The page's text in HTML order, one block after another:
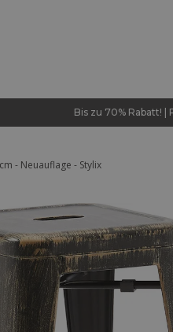
Bis zu 70% Rabatt!
- Neuauflage - Stylix